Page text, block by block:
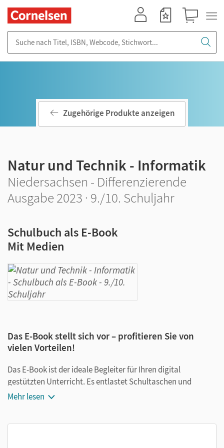
Zugehörige Produkte anzeigen
Natur und Technik - Informatik
Niedersachsen - Differenzierende
Ausgabe 2023 · 9./10. Schuljahr
Schulbuch als E-Book
Mit Medien
Das E-Book stellt sich vor – profitieren Sie von
vielen Vorteilen!
Das E-Book ist der ideale Begleiter für Ihren digital
gestützten Unterricht. Es entlastet Schultaschen und
Rucksäcke und ist jederzeit unkompliziert verfügbar.
Mehr lesen